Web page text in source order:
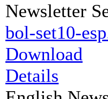
Newsletter
bol-set10-
Download
Details